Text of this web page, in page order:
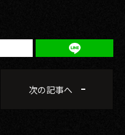
次の記事へ